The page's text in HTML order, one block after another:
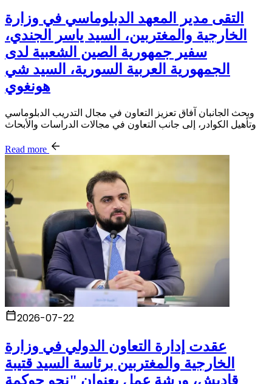
التقى مدير المعهد الدبلوماسي في وزارة
الخارجية والمغتربين، السيد ياسر الجندي،
سفير جمهورية الصين الشعبية لدى
الجمهورية العربية السورية، السيد شي
هونغوي
وبحث الجانبان آفاق تعزيز التعاون في مجال التدريب الدبلوماسي
وتأهيل الكوادر، إلى جانب التعاون في مجالات الدراسات والأبحاث
Read more
2026-07-22
عقدت إدارة التعاون الدولي في وزارة
الخارجية والمغتربين برئاسة السيد قتيبة
قاديش، ورشة عمل بعنوان "نحو حوكمة